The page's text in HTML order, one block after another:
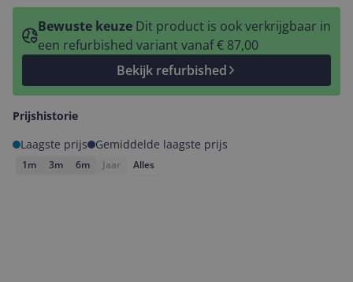
Bewuste keuze Dit product is ook verkrijgbaar in
een refurbished variant vanaf € 87,00
Bekijk refurbished
Prijshistorie
Laagste prijs
Gemiddelde laagste prijs
1m 3m 6m Jaar Alles